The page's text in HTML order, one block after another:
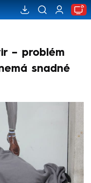
– problém
snadné